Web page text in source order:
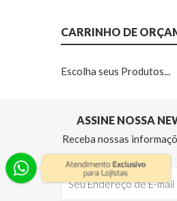
CARRINHO DE
Escolha seus Produtos...
ASSINE NOSSA
Receba nossas